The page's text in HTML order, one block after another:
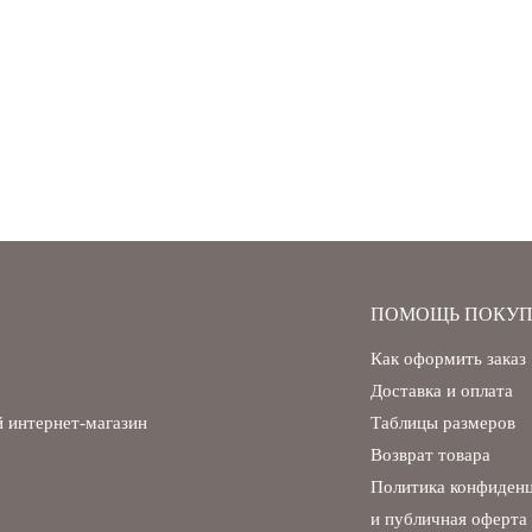
магазин
ПОМОЩЬ
Как оформить заказ
Доставка и оплата
Таблицы размеров
Возврат товара
Политика
и публичная оферта